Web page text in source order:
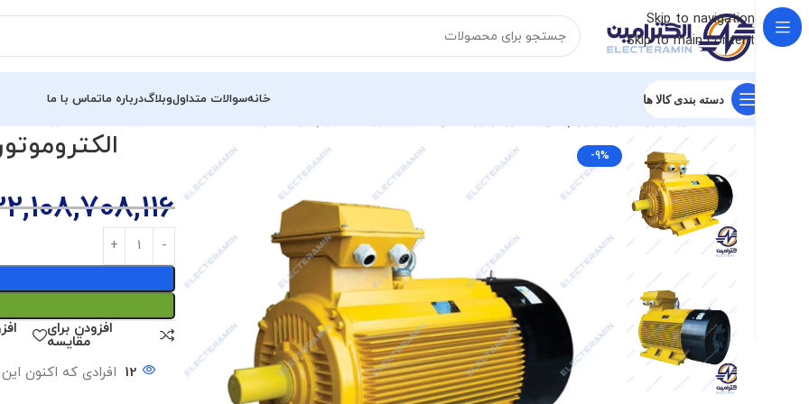
Skip to navigation
Skip to main content
دسته بندی کالا ها خانهسوالات متداولوبلاگدرباره ماتماس با ما
خانه الکتروموتور
-9%
افزودن برای
مقایسه
12 افرادی که اکنون